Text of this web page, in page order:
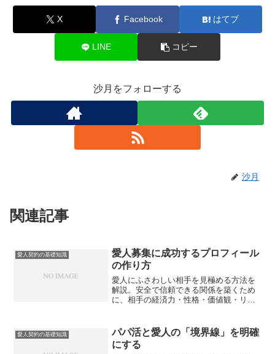
X Facebook はてブ
LINE コピー
沙月をフォローする
沙月
関連記事
愛人契約の基礎知識
愛人募集に成功するプロフィール
の作り方
愛人にふさわしい相手を見極める方法を
解説。安全で信頼できる関係を築くため
に、相手の経済力・性格・価値観・リス
愛人契約の基礎知識
パパ活と愛人の「境界線」を明確
にする